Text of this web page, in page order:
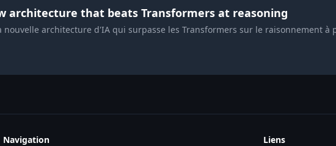
architecture that beats Transformers at reasoning
nouvelle architecture d'IA qui surpasse les Transformers sur le raisonnement à
Navigation
Liens